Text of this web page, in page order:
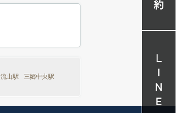
流山駅
三郷中央駅